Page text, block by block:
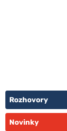
Rozhovory
Novinky